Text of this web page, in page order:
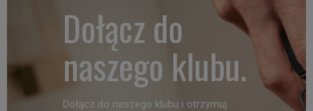
Dołącz do
naszego klubu.
Dołącz do naszego klubu i otrzymuj